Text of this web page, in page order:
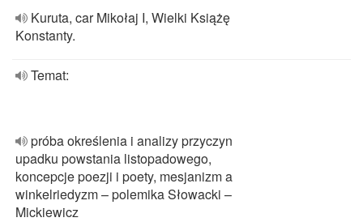
Kuruta, car Mikołaj I, Wielki Książę
Konstanty.
Temat:
próba określenia i analizy przyczyn
upadku powstania listopadowego,
koncepcje poezji i poety, mesjanizm a
winkelriedyzm – polemika Słowacki –
Mickiewicz